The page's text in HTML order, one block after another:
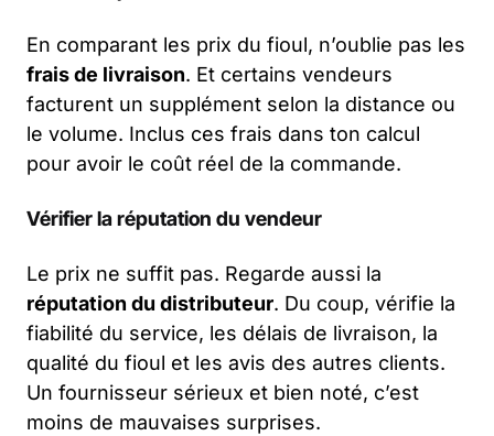
En comparant les prix du fioul, n’oublie pas les
frais de livraison. Et certains vendeurs
facturent un supplément selon la distance ou
le volume. Inclus ces frais dans ton calcul
pour avoir le coût réel de la commande.
Vérifier la réputation du vendeur
Le prix ne suffit pas. Regarde aussi la
réputation du distributeur. Du coup, vérifie la
fiabilité du service, les délais de livraison, la
qualité du fioul et les avis des autres clients.
Un fournisseur sérieux et bien noté, c’est
moins de mauvaises surprises.